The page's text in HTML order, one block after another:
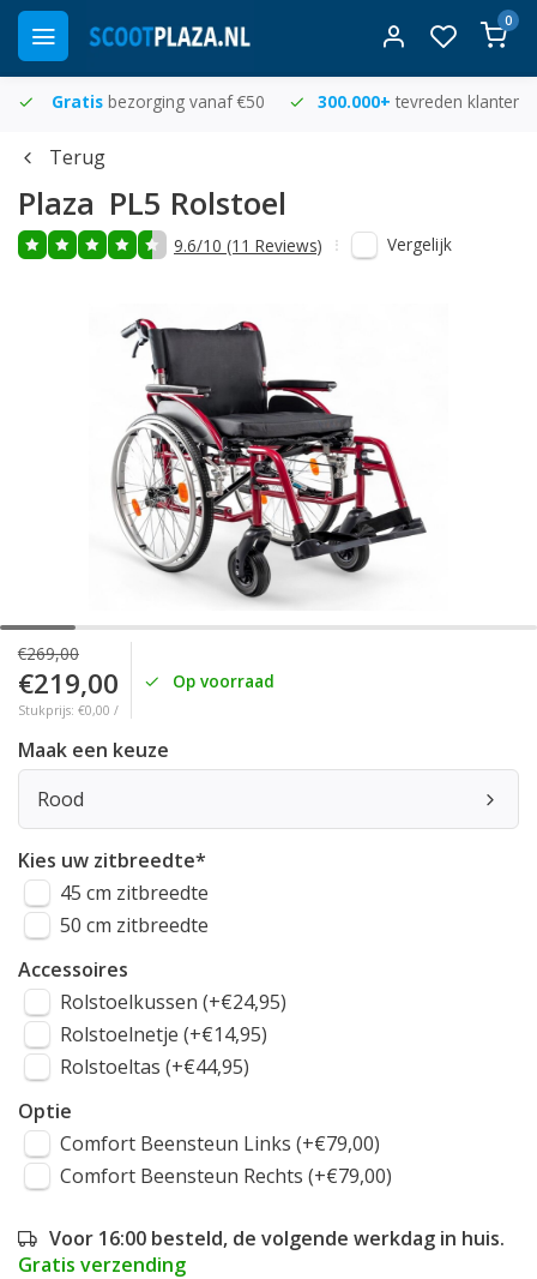
0
Gratis bezorging vanaf €50 300.000+ tevreden klanten
Terug
Plaza PL5 Rolstoel
9.6/10 (11 Reviews) Vergelijk
€269,00
€219,00
Stukprijs: €0,00 /
Op voorraad
Maak een keuze
Rood
Kies uw zitbreedte*
45 cm zitbreedte
50 cm zitbreedte
Accessoires
Rolstoelkussen (+€24,95)
Rolstoelnetje (+€14,95)
Rolstoeltas (+€44,95)
Optie
Comfort Beensteun Links (+€79,00)
Comfort Beensteun Rechts (+€79,00)
Voor 16:00 besteld, de volgende werkdag in huis.
Gratis verzending